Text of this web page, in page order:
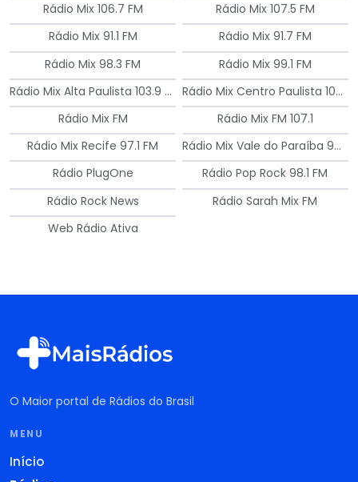
Rádio Mix 106.7 FM
Rádio Mix 107.5 FM
Rádio Mix 91.1 FM
Rádio Mix 91.7 FM
Rádio Mix 98.3 FM
Rádio Mix 99.1 FM
Rádio Mix Alta Paulista 103.9 FM
Rádio Mix Centro Paulista 106.5 FM
Rádio Mix FM
Rádio Mix FM 107.1
Rádio Mix Recife 97.1 FM
Rádio Mix Vale do Paraíba 94.9 FM
Rádio PlugOne
Rádio Pop Rock 98.1 FM
Rádio Rock News
Rádio Sarah Mix FM
Web Rádio Ativa
O Maior portal de Rádios do Brasil
MENU
Início